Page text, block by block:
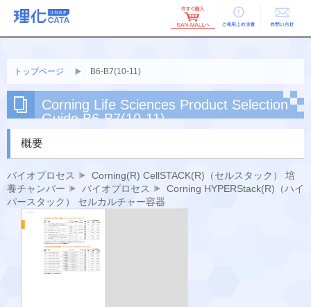
ご利用上の お問い合せ
トップページ B6-B7(10-11)
Corning Life Sciences Product Selection
Guide B6-B7(10-11)
概要
バイオプロセス
Corning(R) CellSTACK(R)（セルスタック） 培
養チャンバー
バイオプロセス
Corning HYPERStack(R)（ハイ
パースタック） セルカルチャー容器